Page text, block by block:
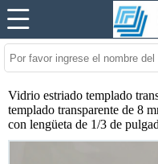
Vidrio estriado templado
templado transparente de 8
con lengüeta de 1/3 de